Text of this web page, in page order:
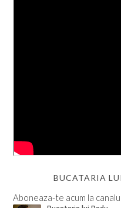
BUCATARIA
Aboneaza-te acum la